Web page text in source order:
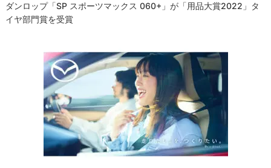
ダンロップ「SP スポーツマックス 060+」が「用品大賞2022」タ
イヤ部門賞を受賞